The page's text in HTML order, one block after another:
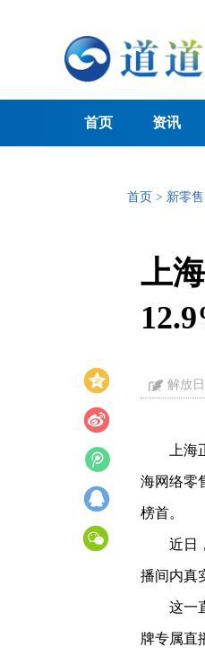
首页 资讯
首页 > 新零售
上
解放
上
海网络零
榜首。
近日
播间内真
这一
牌专属直